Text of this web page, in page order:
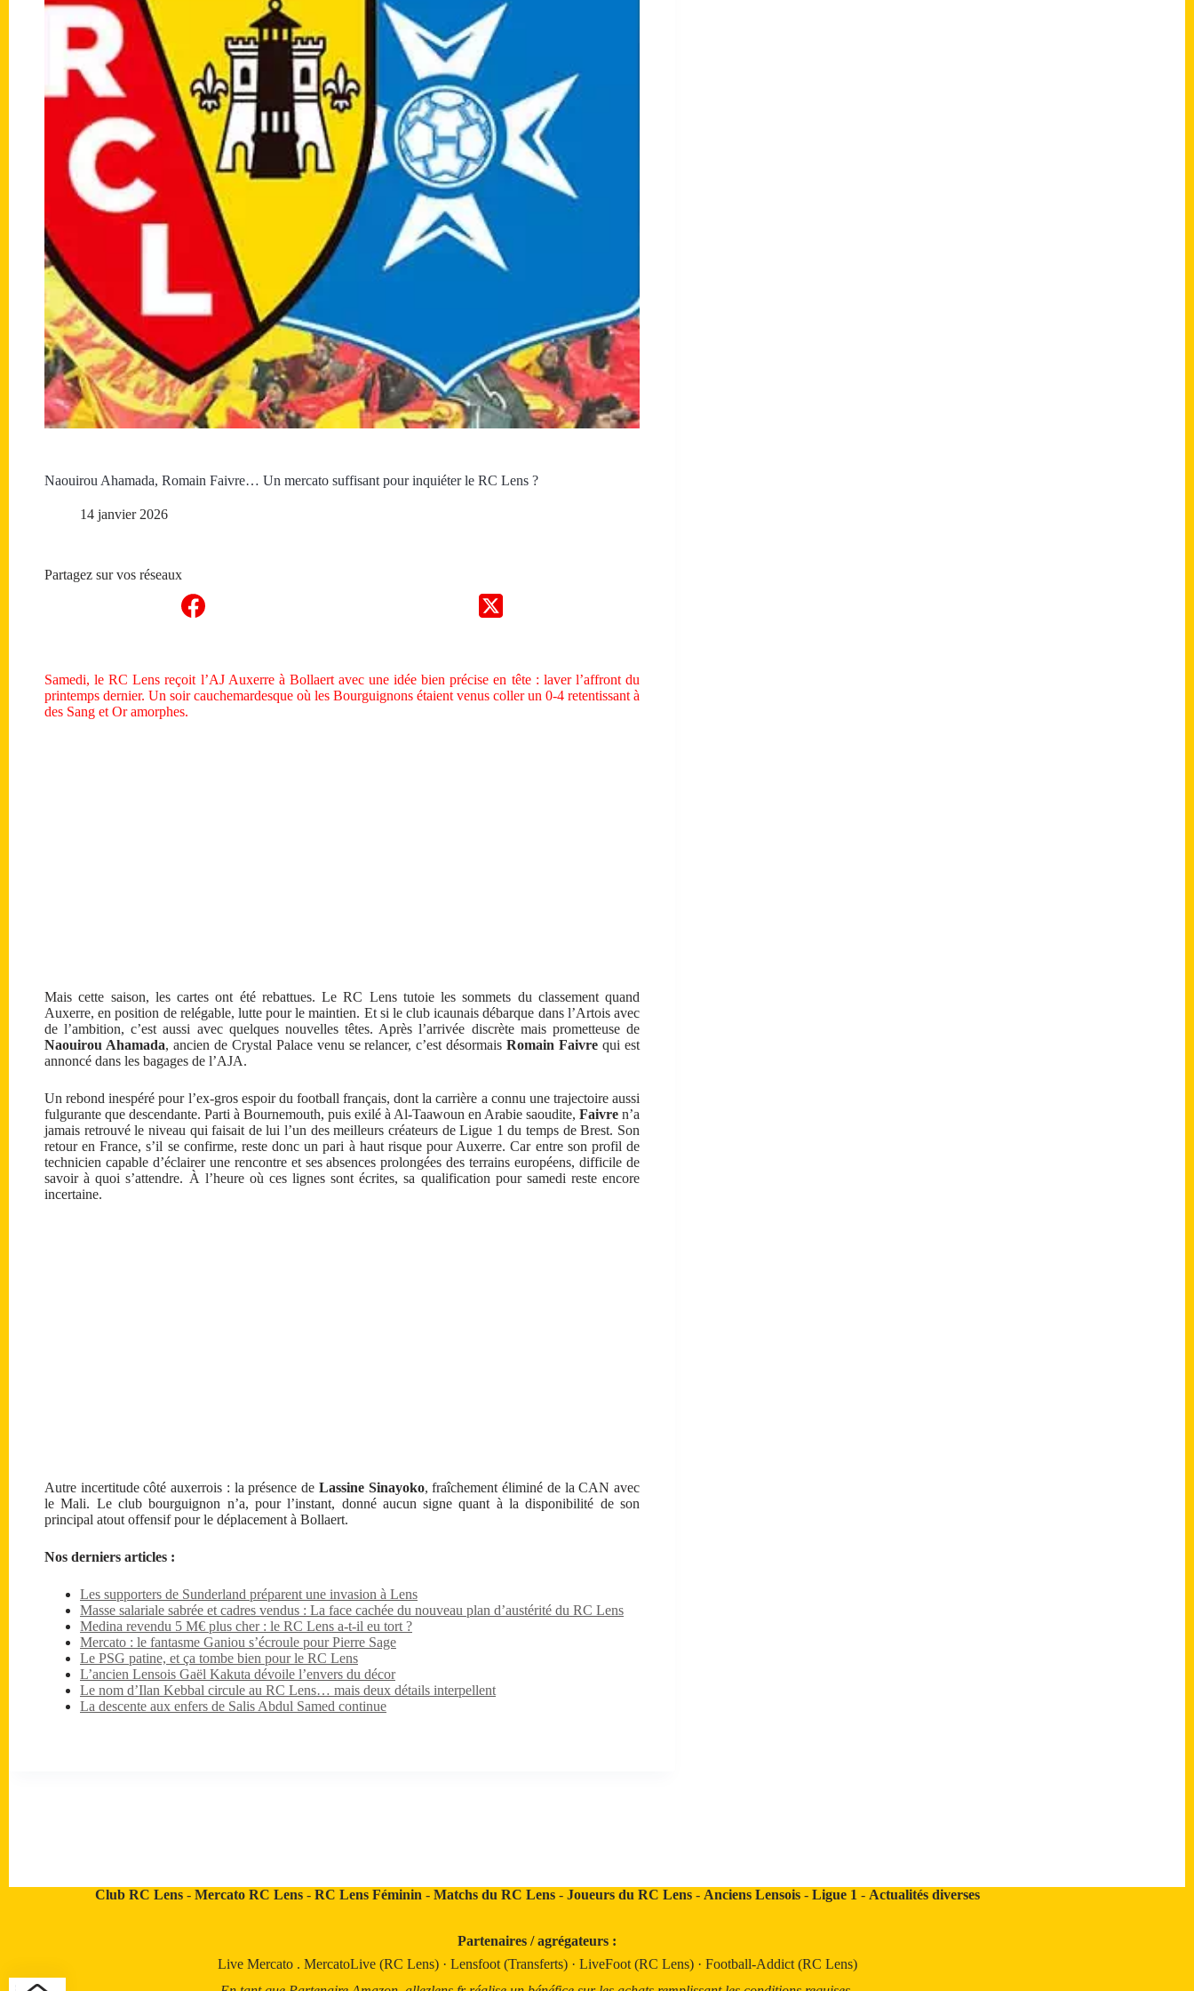
Naouirou Ahamada, Romain Faivre… Un mercato suffisant pour inquiéter le RC Lens ?
14 janvier 2026
Partagez sur vos réseaux
Samedi, le RC Lens reçoit l’AJ Auxerre à Bollaert avec une idée bien précise en tête : laver l’affront du
printemps dernier. Un soir cauchemardesque où les Bourguignons étaient venus coller un 0-4 retentissant à
des Sang et Or amorphes.
Mais cette saison, les cartes ont été rebattues. Le RC Lens tutoie les sommets du classement quand
Auxerre, en position de relégable, lutte pour le maintien. Et si le club icaunais débarque dans l’Artois avec
de l’ambition, c’est aussi avec quelques nouvelles têtes. Après l’arrivée discrète mais prometteuse de
Naouirou Ahamada, ancien de Crystal Palace venu se relancer, c’est désormaisRomain Faivre qui est
annoncé dans les bagages de l’AJA.
Un rebond inespéré pour l’ex-gros espoir du football français, dont la carrière a connu une trajectoire aussi
fulgurante que descendante. Parti à Bournemouth, puis exilé à Al-Taawoun en Arabie saoudite, Faivre n’a
jamais retrouvé le niveau qui faisait de lui l’un des meilleurs créateurs de Ligue 1 du temps de Brest. Son
retour en France, s’il se confirme, reste donc un pari à haut risque pour Auxerre. Car entre son profil de
technicien capable d’éclairer une rencontre et ses absences prolongées des terrains européens, difficile de
savoir à quoi s’attendre. À l’heure où ces lignes sont écrites, sa qualification pour samedi reste encore
incertaine.
Autre incertitude côté auxerrois : la présence de Lassine Sinayoko, fraîchement éliminé de la CAN avec
le Mali. Le club bourguignon n’a, pour l’instant, donné aucun signe quant à la disponibilité de son
principal atout offensif pour le déplacement à Bollaert.
Nos derniers articles :
Les supporters de Sunderland préparent une invasion à Lens
Masse salariale sabrée et cadres vendus : La face cachée du nouveau plan d’austérité du RC Lens
Medina revendu 5 M€ plus cher : le RC Lens a-t-il eu tort ?
Mercato : le fantasme Ganiou s’écroule pour Pierre Sage
Le PSG patine, et ça tombe bien pour le RC Lens
L’ancien Lensois Gaël Kakuta dévoile l’envers du décor
Le nom d’Ilan Kebbal circule au RC Lens… mais deux détails interpellent
La descente aux enfers de Salis Abdul Samed continue
Club RC Lens- Mercato RC Lens- RC Lens Féminin - Matchs du RC Lens- Joueurs du RC Lens- Anciens Lensois- Ligue 1 - Actualités diverses
Partenaires / agrégateurs :
Live Mercato . MercatoLive (RC Lens) · Lensfoot (Transferts) · LiveFoot (RC Lens) · Football-Addict (RC Lens)